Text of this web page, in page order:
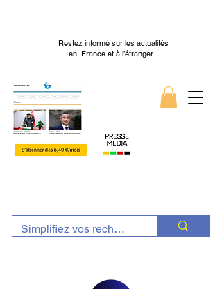
Restez informé sur les actualités
en France et à l’étranger